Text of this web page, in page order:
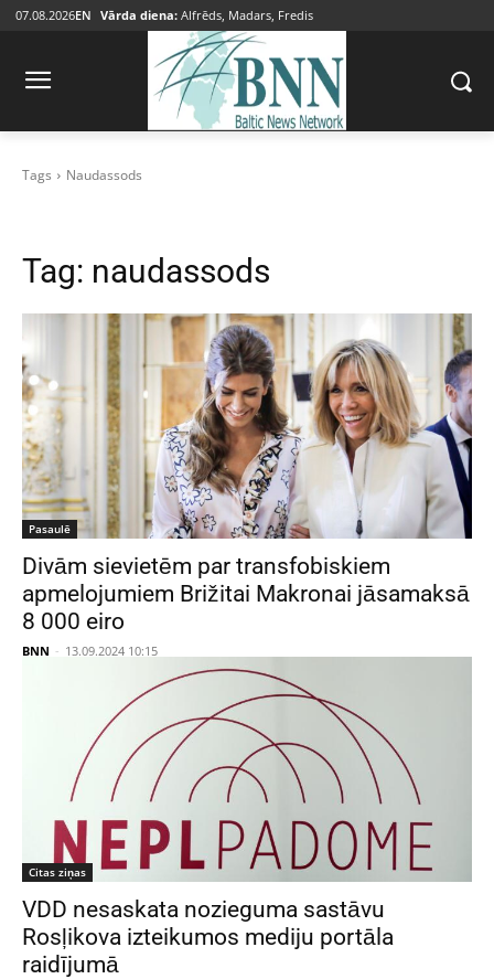
07.08.2026EN Vārda diena: Alfrēds, Madars, Fredis
Tags Naudassods
Tag: naudassods
Pasaulē
Divām sievietēm par transfobiskiem
apmelojumiem Brižitai Makronai jāsamaksā
8 000 eiro
BNN - 13.09.2024 10:15
Citas ziņas
VDD nesaskata nozieguma sastāvu
Rosļikova izteikumos mediju portāla
raidījumā